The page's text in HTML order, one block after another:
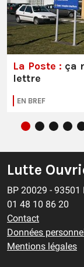
La Poste : ça
lettre
EN BREF
Lutte
BP 20029 - 93501
01 48 10 86 20
Contact
Données
Mentions légales